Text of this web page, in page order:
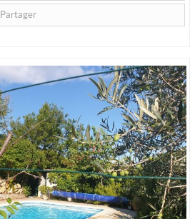
Partager